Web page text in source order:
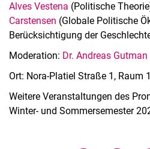
Alves Vestena (Politische
Carstensen (Globale Politische
Berücksichtigung der
Moderation: Dr. Andreas Gutman
Ort: Nora-Platiel Straße 1, Raum
Weitere Veranstaltungen des
Winter- und Sommersemester